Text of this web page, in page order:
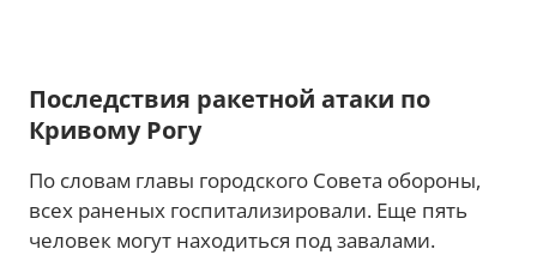
Последствия ракетной атаки по
Кривому Рогу
По словам главы городского Совета обороны,
всех раненых госпитализировали. Еще пять
человек могут находиться под завалами.